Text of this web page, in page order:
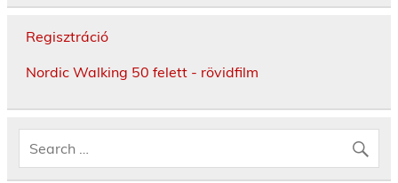
Regisztráció
Nordic Walking 50 felett - rövidfilm